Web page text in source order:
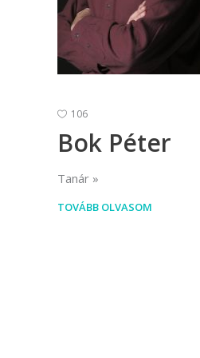
106
Bok Péter
Tanár
TOVÁBB OLVASOM